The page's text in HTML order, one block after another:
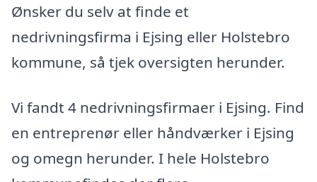
Ønsker du selv at finde et
nedrivningsfirma i Ejsing eller Holstebro
kommune, så tjek oversigten herunder.
Vi fandt 4 nedrivningsfirmaer i Ejsing. Find
en entreprenør eller håndværker i Ejsing
og omegn herunder. I hele Holstebro